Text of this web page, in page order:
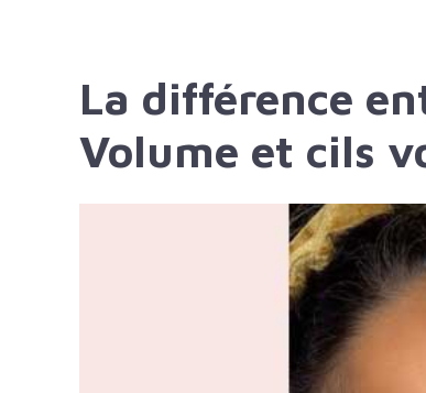
La différence
Volume et cils